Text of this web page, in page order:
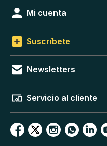
Mi cuenta
Suscríbete
Newsletters
Servicio al cliente